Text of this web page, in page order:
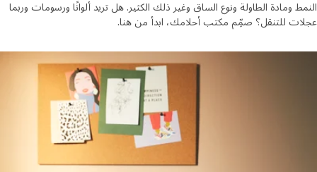
ومادة الطاولة ونوع الساق وغير ذلك الكثير. هل تريد ألوانًا ورسومات وربما
للتنقل؟ صمِّم مكتب أحلامك، ابدأ من هنا.